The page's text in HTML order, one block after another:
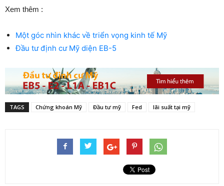
Xem thêm :
Một góc nhìn khác về triển vọng kinh tế Mỹ
Đầu tư định cư Mỹ diện EB-5
TAGS Chứng khoán Mỹ Đầu tư mỹ Fed lãi suất tại mỹ